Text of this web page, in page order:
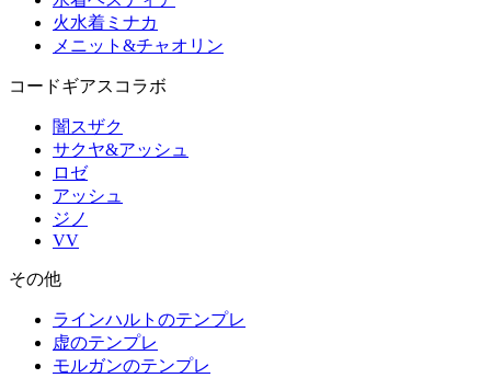
火水着ミナカ
メニット&チャオリン
コードギアスコラボ
闇スザク
サクヤ&アッシュ
ロゼ
アッシュ
ジノ
VV
その他
ラインハルトのテンプレ
虚のテンプレ
モルガンのテンプレ